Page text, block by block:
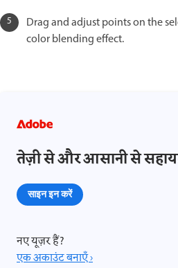
Drag and adjust points on the
color blending effect.
तेज़ी से और आसानी से
साइन इन करें
नए यूज़र हैं?
एक अकाउंट बनाएँ ›